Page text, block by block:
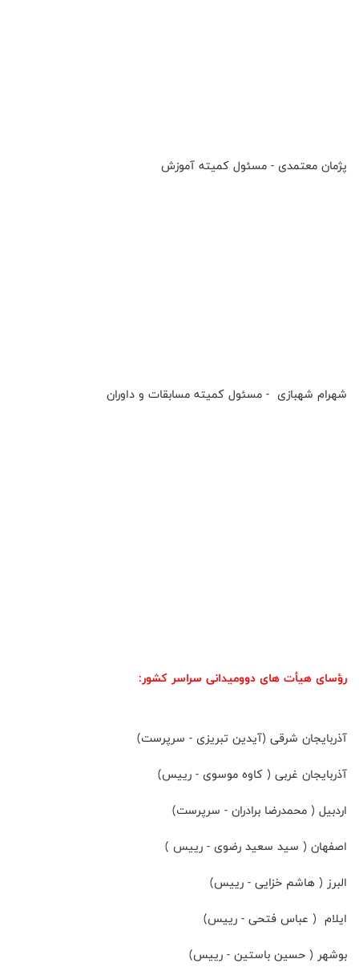
پژمان معتمدی - مسئول کمیته آموزش
شهرام شهبازی - مسئول کمیته مسابقات و داوران
رؤسای هیأت های دوومیدانی سراسر کشور:
آذربایجان شرقی (آیدین تبریزی - سرپرست)
آذربایجان غربی ( کاوه موسوی - رییس)
اردبیل ( محمدرضا برادران - سرپرست)
اصفهان ( سید سعید رضوی - رییس )
البرز ( هاشم خزایی - رییس)
ایلام ( عباس فتحی - رییس)
بوشهر ( حسین باستین - رییس)